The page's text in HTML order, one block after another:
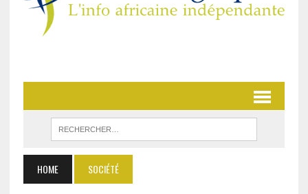
HOME SOCIÉTÉ